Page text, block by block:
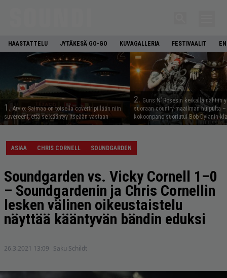
HAASTATTELU JYTÄKESÄ GO-GO KUVAGALLERIA FESTIVAALIT
1. Arvio: Saimaa on toisella covertripillään niin
suvereeni, että se kääntyy itseään vastaan
2. Guns N’ Rosesin keikalla nähtiin
suoraan country-maailman huipulta
kokoonpano suoriutui Bob Dylanin
ASIAA CHRIS CORNELL SOUNDGARDEN
Soundgarden vs. Vicky Cornell 1–0
– Soundgardenin ja Chris Cornellin
lesken välinen oikeustaistelu
näyttää kääntyvän bändin eduksi
26.3.2021 13:09 Saku Schildt